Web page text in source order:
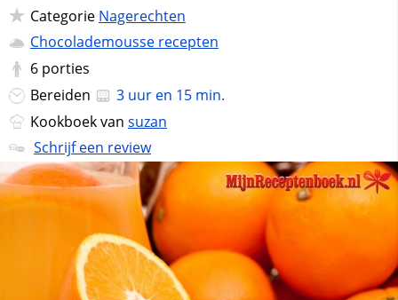
Categorie Nagerechten
Chocolademousse recepten
6 porties
Bereiden
3 uur en 15 min.
Kookboek van suzan
Schrijf een review